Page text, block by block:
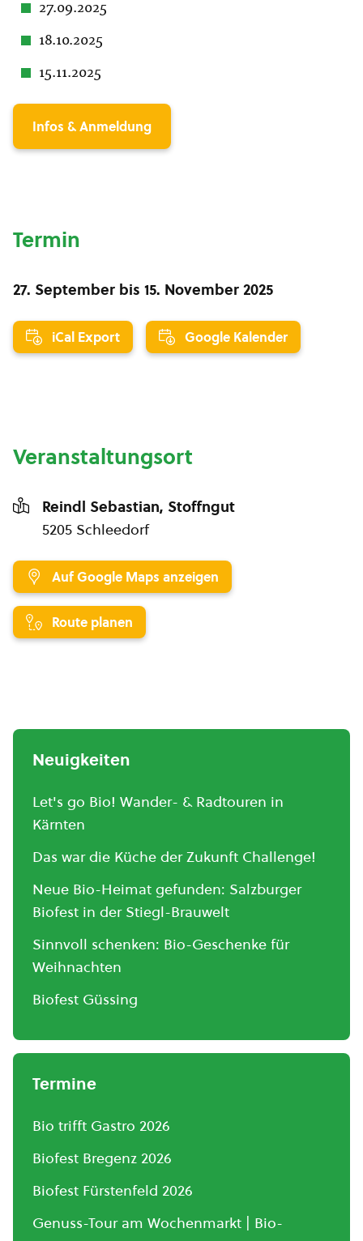
27.09.2025
18.10.2025
15.11.2025
Infos & Anmeldung
Termin
27. September bis 15. November 2025
iCal Export Google Kalender
Veranstaltungsort
Reindl Sebastian, Stoffngut
5205 Schleedorf
Auf Google Maps anzeigen
Route planen
Neuigkeiten
Let's go Bio! Wander- & Radtouren in
Kärnten
Das war die Küche der Zukunft Challenge!
Neue Bio-Heimat gefunden: Salzburger
Biofest in der Stiegl-Brauwelt
Sinnvoll schenken: Bio-Geschenke für
Weihnachten
Biofest Güssing
Termine
Bio trifft Gastro 2026
Biofest Bregenz 2026
Biofest Fürstenfeld 2026
Genuss-Tour am Wochenmarkt | Bio-